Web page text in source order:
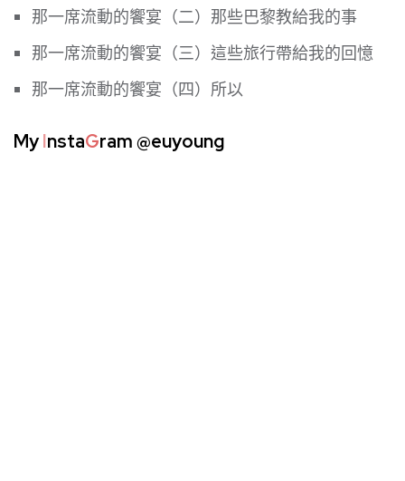
那一席流動的饗宴（二）那些巴黎教給我的事
那一席流動的饗宴（三）這些旅行帶給我的回憶
那一席流動的饗宴（四）所以
MyInstaGram@euyoung